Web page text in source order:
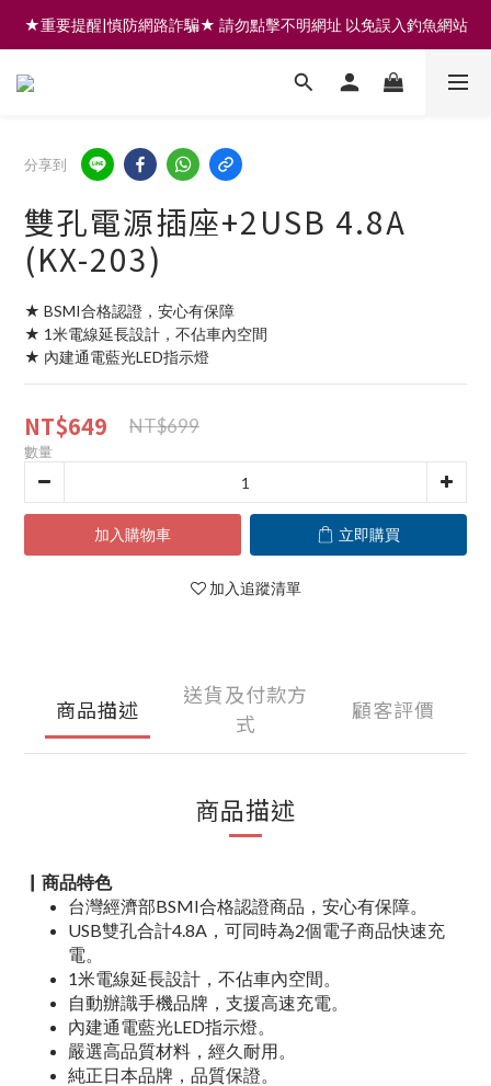
註冊會員享200元購物金 | 全館滿999免運 | 可門市取貨/安裝
★重要提醒|慎防網路詐騙★ 請勿點擊不明網址 以免誤入釣魚網站
註冊會員享200元購物金 | 全館滿999免運 | 可門市取貨/安裝
分享到
雙孔電源插座+2USB 4.8A
(KX-203)
★ BSMI合格認證，安心有保障
★ 1米電線延長設計，不佔車內空間
★ 內建通電藍光LED指示燈
NT$649 NT$699
數量
加入購物車 立即購買
加入追蹤清單
商品描述
送貨及付款方
式
顧客評價
商品描述
▏商品特色
台灣經濟部BSMI合格認證商品，安心有保障。
USB雙孔合計4.8A，可同時為2個電子商品快速充
電。
1米電線延長設計，不佔車內空間。
自動辦識手機品牌，支援高速充電。
內建通電藍光LED指示燈。
嚴選高品質材料，經久耐用。
純正日本品牌，品質保證。